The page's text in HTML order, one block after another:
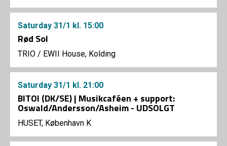
Saturday 31/1 kl. 15:00
Rød Sol
TRIO / EWII House, Kolding
Saturday 31/1 kl. 21:00
BITOI (DK/SE) | Musikcaféen + support:
Oswald/Andersson/Asheim - UDSOLGT
HUSET, København K